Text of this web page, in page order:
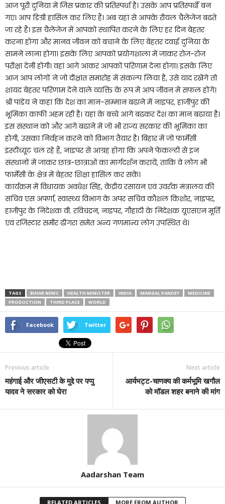
आज पूरी दुनिया में जिस प्रकार की प्रतिस्पर्धा है। उसके आप प्रतिस्पर्धी बन
गए। आप डिग्री हासिल कर लिए हैं। अब यहां से आपके रीयल चैलेंजेज बढते
जा रहे हैं। इस चैलेंजेज में आपको स्थापित करने के लिए हर दिन बेहतर
करना होगा और मानव जीवन को बचाने के लिए बेहतर दवाई दुनिया के
सामने लाना होगा। इसके लिए आपको प्रयोगशाला में जाकर रोज-रोज
परीक्षा देनी होगी। वहां आगे आकर आपको परिणाम देना होगा। इसके लिए
आज आप लोगों ने जो दीक्षांत समारोह में संकल्प लिया है, उसे याद रखेंगे तो
शायद बेहतर परिणाम देने वाले व्यक्ति के रूप में आप जीवन में सफल होंगे।
श्री पांडेय ने कहा कि देश का मान-सम्मान बढाने में नाइपर, हाजीपुर की
भूमिका काफी अहम रही है। यहां के बच्चे आगे बढकर देश का मान बढाया है।
इस संस्थान को और आगे बढाने में जो भी राज्य सरकार की भूमिका का
होगी, उसका निर्वहन करने को विभाग तैयार है। बिहार में जो फार्मेसी
इंस्टीच्यूट चल रहे हैं, नाइपर से आग्रह होगा कि अपने फेकल्टी से इन
संस्थानों में जाकर छात्र-छात्राओं का मार्गदर्शन करायें, ताकि वे लोग भी
फार्मेसी के क्षेत्र में बेहतर शिक्षा हासिल कर सकें।
कार्यक्रम में विधायक अवधेश सिंह, केंद्रीय रसायन एवं उवर्रक मंत्रालय की
सचिव एस अपर्णा, स्वास्थ्य विभाग के अपर सचिव कौशल किशोर, नाइपर,
हाजीपुर के निदेशक वी. रविचंद्रन, नाइपर, गौहाटी के निदेशक यूएसएन मूर्ति
एवं रजिस्टार समीर ढींगरा समेत अन्य गणमान्य लोग उपस्थित थे।
TAGS BIHAR NEWS HEALTH MINISTER INDIA MANGAL PANDEY
MEDICINE
PRODUCTION
THIRD PLACE WORLD
Facebook Twitter
Previous article
महंगाई और जीएसटी के मुद्दे पर पप्पु
यादव ने सरकार को घेरा
Next article
आर्यभट्ट-चाणक्य की कर्मभूमि खगौल
को मॉडल शहर बनाने की मांग
Aadarshan Team
RELATED ARTICLES MORE FROM AUTHOR